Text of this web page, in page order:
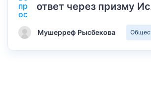
ответ через призму
Мушерреф Рысбекова